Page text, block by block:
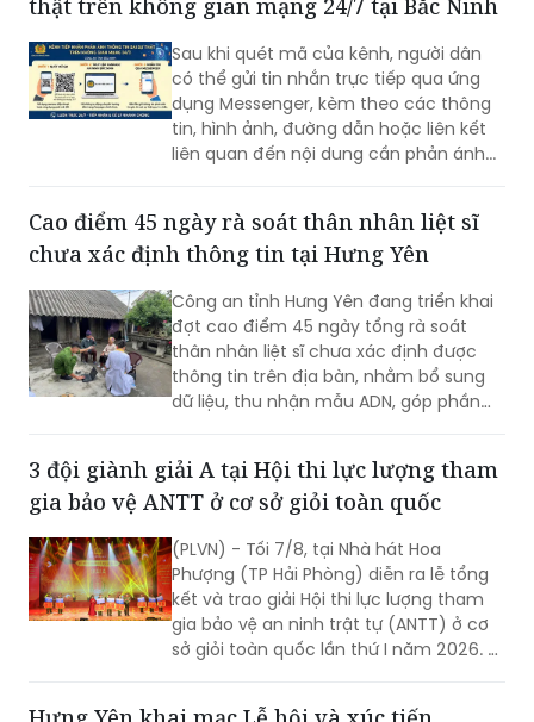
có thể gửi tin nhắn trực tiếp qua ứng
dụng Messenger, kèm theo các thông
tin, hình ảnh, đường dẫn hoặc liên kết
liên quan đến nội dung cần phản ánh...
Cao điểm 45 ngày rà soát thân nhân liệt sĩ
Công an tỉnh Hưng Yên đang triển khai
đợt cao điểm 45 ngày tổng rà soát
thân nhân liệt sĩ chưa xác định được
thông tin trên địa bàn, nhằm bổ sung
dữ liệu, thu nhận mẫu ADN, góp phần
xác định danh tính hài cốt liệt sĩ còn
thiếu thông tin.
3 đội giành giải A tại Hội thi lực lượng tham
(PLVN) - Tối 7/8, tại Nhà hát Hoa
Phượng (TP Hải Phòng) diễn ra lễ tổng
kết và trao giải Hội thi lực lượng tham
gia bảo vệ an ninh trật tự (ANTT) ở cơ
sở giỏi toàn quốc lần thứ I năm 2026. 3
đội đến từ Hà Nội, TP Hồ Chí Minh và Hải
Phòng giảnh giải cao nhất.
Hưng Yên khai mạc Lễ hội và xúc tiến